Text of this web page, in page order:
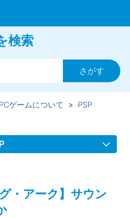
検索
ゲームについて PSP
つく」との違いは何か
・アーク】サウン